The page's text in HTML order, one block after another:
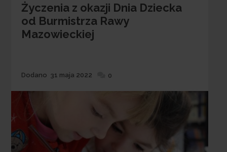
Życzenia z okazji Dnia Dziecka
od Burmistrza Rawy
Mazowieckiej
Dodane
Dodano 31 maja 2022 0